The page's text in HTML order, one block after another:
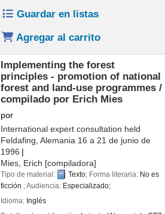
Guardar en listas
Agregar al carrito
Implementing the forest
principles - promotion of national
forest and land-use programmes /
compilado por Erich Mies
por
International expert consultation held
Feldafing, Alemania 16 a 21 de junio de
1996
Mies, Erich [compiladora]
Tipo de material: Texto; Forma literaria: No es
ficción ; Audiencia: Especializado;
Idioma: Inglés